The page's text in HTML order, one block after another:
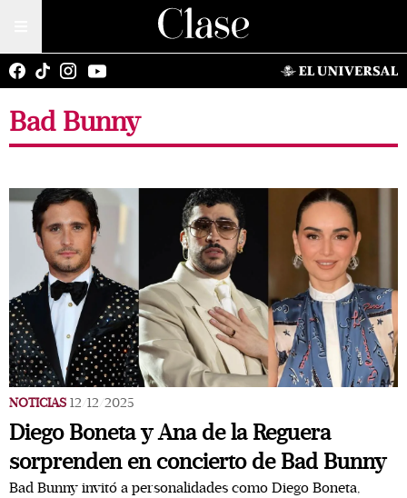
Bad Bunny
NOTICIAS 12/12/2025
Diego Boneta y Ana de la Reguera
sorprenden en concierto de Bad Bunny
Bad Bunny invitó a personalidades como Diego Boneta,